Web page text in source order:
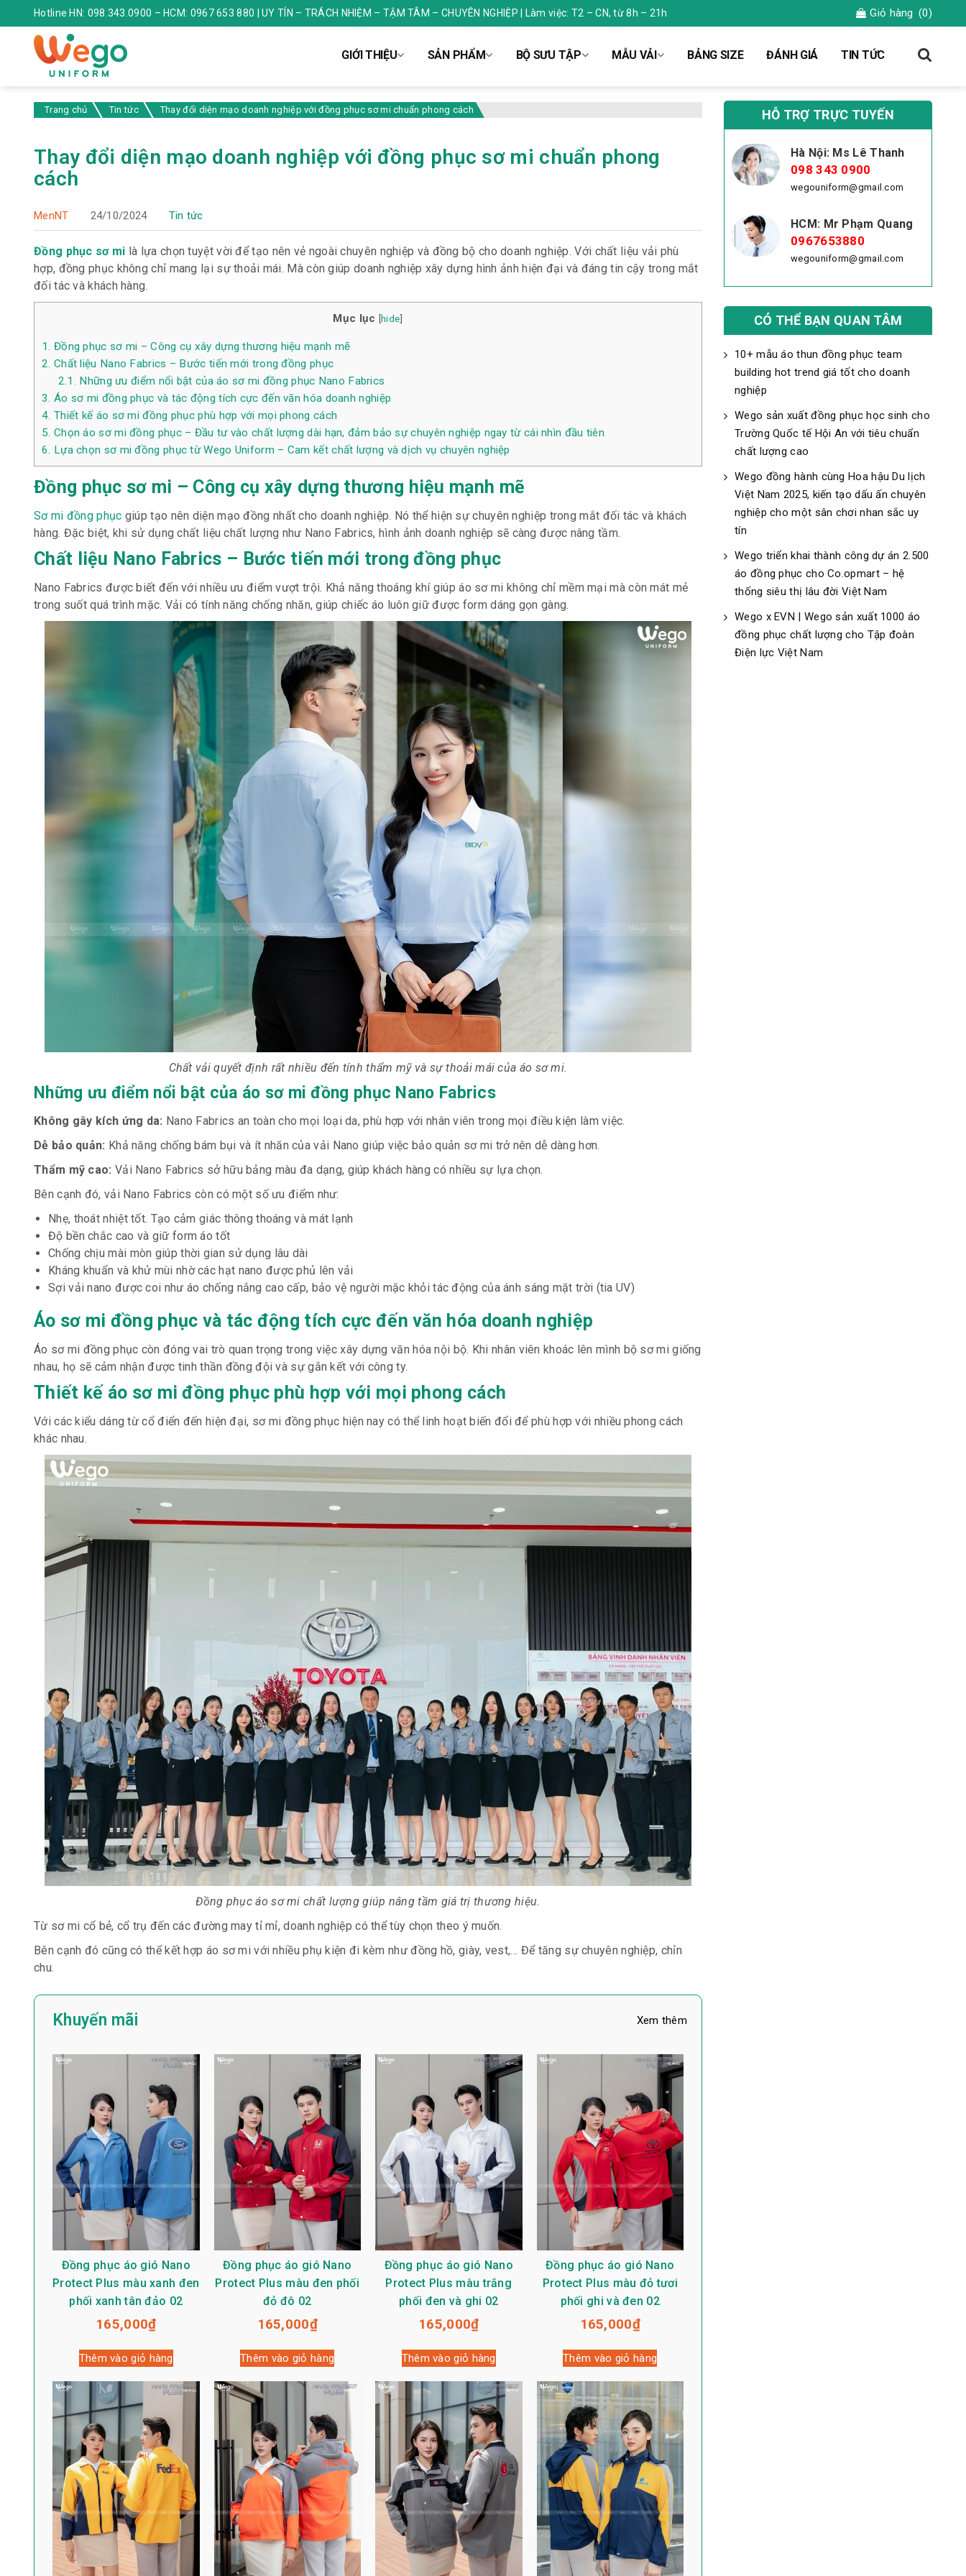
Hotline HN: 098.343.0900 – HCM: 0967 653 880 | UY TÍN – TRÁCH NHIỆM – TẬM TÂM – CHUYÊN NGHIỆP | Làm việc: T2 – CN, từ 8h – 21h Giỏ hàng (0)
GIỚI THIỆU SẢN PHẨM BỘ SƯU TẬP MẪU VẢI BẢNG SIZE ĐÁNH GIÁ TIN TỨC
Trang chủ Tin tức Thay đổi diện mạo doanh nghiệp với đồng phục sơ mi chuẩn phong cách
Thay đổi diện mạo doanh nghiệp với đồng phục sơ mi chuẩn phong
cách
MenNT 24/10/2024 Tin tức
Đồng phục sơ mi là lựa chọn tuyệt vời để tạo nên vẻ ngoài chuyên nghiệp và đồng bộ cho doanh nghiệp. Với chất liệu vải phù
hợp, đồng phục không chỉ mang lại sự thoải mái. Mà còn giúp doanh nghiệp xây dựng hình ảnh hiện đại và đáng tin cậy trong mắt
đối tác và khách hàng.
Mục lục [hide]
1. Đồng phục sơ mi – Công cụ xây dựng thương hiệu mạnh mẽ
2. Chất liệu Nano Fabrics – Bước tiến mới trong đồng phục
2.1. Những ưu điểm nổi bật của áo sơ mi đồng phục Nano Fabrics
3. Áo sơ mi đồng phục và tác động tích cực đến văn hóa doanh nghiệp
4. Thiết kế áo sơ mi đồng phục phù hợp với mọi phong cách
5. Chọn áo sơ mi đồng phục – Đầu tư vào chất lượng dài hạn, đảm bảo sự chuyên nghiệp ngay từ cái nhìn đầu tiên
6. Lựa chọn sơ mi đồng phục từ Wego Uniform – Cam kết chất lượng và dịch vụ chuyên nghiệp
Đồng phục sơ mi – Công cụ xây dựng thương hiệu mạnh mẽ
Sơ mi đồng phục giúp tạo nên diện mạo đồng nhất cho doanh nghiệp. Nó thể hiện sự chuyên nghiệp trong mắt đối tác và khách
hàng. Đặc biệt, khi sử dụng chất liệu chất lượng như Nano Fabrics, hình ảnh doanh nghiệp sẽ càng được nâng tầm.
Chất liệu Nano Fabrics – Bước tiến mới trong đồng phục
Nano Fabrics được biết đến với nhiều ưu điểm vượt trội. Khả năng thoáng khí giúp áo sơ mi không chỉ mềm mại mà còn mát mẻ
trong suốt quá trình mặc. Vải có tính năng chống nhăn, giúp chiếc áo luôn giữ được form dáng gọn gàng.
Chất vải quyết định rất nhiều đến tính thẩm mỹ và sự thoải mái của áo sơ mi.
Những ưu điểm nổi bật của áo sơ mi đồng phục Nano Fabrics
Không gây kích ứng da: Nano Fabrics an toàn cho mọi loại da, phù hợp với nhân viên trong mọi điều kiện làm việc.
Dễ bảo quản: Khả năng chống bám bụi và ít nhăn của vải Nano giúp việc bảo quản sơ mi trở nên dễ dàng hơn.
Thẩm mỹ cao: Vải Nano Fabrics sở hữu bảng màu đa dạng, giúp khách hàng có nhiều sự lựa chọn.
Bên cạnh đó, vải Nano Fabrics còn có một số ưu điểm như:
Nhẹ, thoát nhiệt tốt. Tạo cảm giác thông thoáng và mát lạnh
Độ bền chắc cao và giữ form áo tốt
Chống chịu mài mòn giúp thời gian sử dụng lâu dài
Kháng khuẩn và khử mùi nhờ các hạt nano được phủ lên vải
Sợi vải nano được coi như áo chống nắng cao cấp, bảo vệ người mặc khỏi tác động của ánh sáng mặt trời (tia UV)
Áo sơ mi đồng phục và tác động tích cực đến văn hóa doanh nghiệp
Áo sơ mi đồng phục còn đóng vai trò quan trọng trong việc xây dựng văn hóa nội bộ. Khi nhân viên khoác lên mình bộ sơ mi giống
nhau, họ sẽ cảm nhận được tinh thần đồng đội và sự gắn kết với công ty.
Thiết kế áo sơ mi đồng phục phù hợp với mọi phong cách
Với các kiểu dáng từ cổ điển đến hiện đại, sơ mi đồng phục hiện nay có thể linh hoạt biến đổi để phù hợp với nhiều phong cách
khác nhau.
Đồng phục áo sơ mi chất lượng giúp nâng tầm giá trị thương hiệu.
Từ sơ mi cổ bẻ, cổ trụ đến các đường may tỉ mỉ, doanh nghiệp có thể tùy chọn theo ý muốn.
Bên cạnh đó cũng có thể kết hợp áo sơ mi với nhiều phụ kiện đi kèm như đồng hồ, giày, vest,… Để tăng sự chuyên nghiệp, chỉn
chu.
Khuyến mãi Xem thêm
Đồng phục áo gió Nano
Protect Plus màu xanh đen
phối xanh tân đảo 02
165,000₫
Thêm vào giỏ hàng
Đồng phục áo gió Nano
Protect Plus màu đen phối
đỏ đô 02
165,000₫
Thêm vào giỏ hàng
Đồng phục áo gió Nano
Protect Plus màu trắng
phối đen và ghi 02
165,000₫
Thêm vào giỏ hàng
Đồng phục áo gió Nano
Protect Plus màu đỏ tươi
phối ghi và đen 02
165,000₫
Thêm vào giỏ hàng
HỖ TRỢ TRỰC TUYẾN
Hà Nội: Ms Lê Thanh
098 343 0900
wegouniform@gmail.com
HCM: Mr Phạm Quang
0967653880
wegouniform@gmail.com
CÓ THỂ BẠN QUAN TÂM
10+ mẫu áo thun đồng phục team
building hot trend giá tốt cho doanh
nghiệp
Wego sản xuất đồng phục học sinh cho
Trường Quốc tế Hội An với tiêu chuẩn
chất lượng cao
Wego đồng hành cùng Hoa hậu Du lịch
Việt Nam 2025, kiến tạo dấu ấn chuyên
nghiệp cho một sân chơi nhan sắc uy
tín
Wego triển khai thành công dự án 2.500
áo đồng phục cho Co.opmart – hệ
thống siêu thị lâu đời Việt Nam
Wego x EVN | Wego sản xuất 1000 áo
đồng phục chất lượng cho Tập đoàn
Điện lực Việt Nam